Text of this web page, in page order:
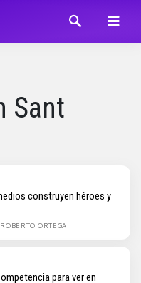
Sant
construyen héroes y
ROBERTO ORTEGA
para ver en